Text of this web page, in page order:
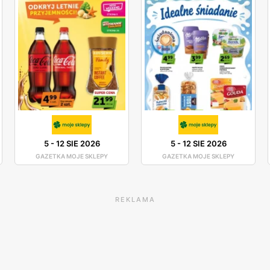
5-12 SIE 2026
GAZETKA MOJE SKLEPY
5-12 SIE 2026
GAZETKA MOJE SKLEPY
REKLAMA